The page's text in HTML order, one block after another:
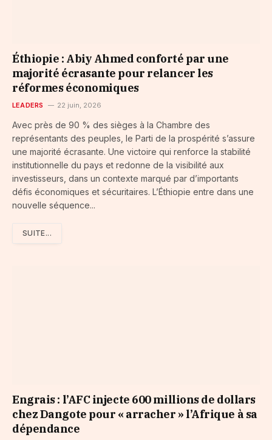
Éthiopie : Abiy Ahmed conforté par une
majorité écrasante pour relancer les
réformes économiques
LEADERS 22 juin, 2026
Avec près de 90 % des sièges à la Chambre des
représentants des peuples, le Parti de la prospérité s’assure
une majorité écrasante. Une victoire qui renforce la stabilité
institutionnelle du pays et redonne de la visibilité aux
investisseurs, dans un contexte marqué par d’importants
défis économiques et sécuritaires. L’Éthiopie entre dans une
nouvelle séquence...
SUITE...
Engrais : l’AFC injecte 600 millions de dollars
chez Dangote pour « arracher » l’Afrique à sa
dépendance